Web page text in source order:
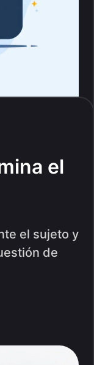
el
el sujeto y
de